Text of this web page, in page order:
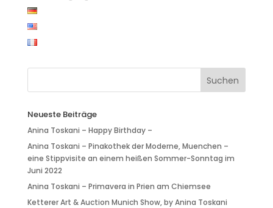
Neueste Beiträge
Anina Toskani – Happy Birthday –
Anina Toskani – Pinakothek der Moderne, Muenchen –
eine Stippvisite an einem heißen Sommer-Sonntag im
Juni 2022
Anina Toskani – Primavera in Prien am Chiemsee
Ketterer Art & Auction Munich Show, by Anina Toskani